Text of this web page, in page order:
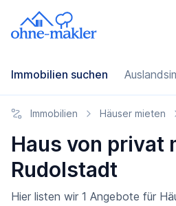
Immobilien suchen
Immobilien Häuser mieten
Haus von privat
Rudolstadt
Hier listen wir 1 Angebote für